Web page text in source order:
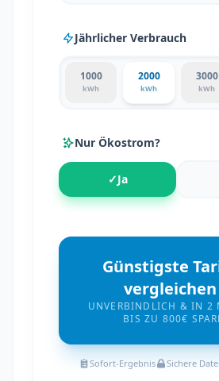
Jährlicher Verbrauch
1000
kWh
2000
kWh
3000
kWh
Nur Ökostrom?
✓Ja
Günstigste
vergleichen
UNVERBINDLICH & IN 2
BIS ZU 800€
Sofort-Ergebnis Sichere